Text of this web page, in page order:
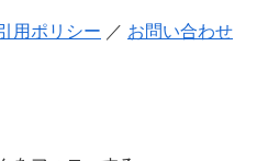
用ポリシー ／ お問い合わせ